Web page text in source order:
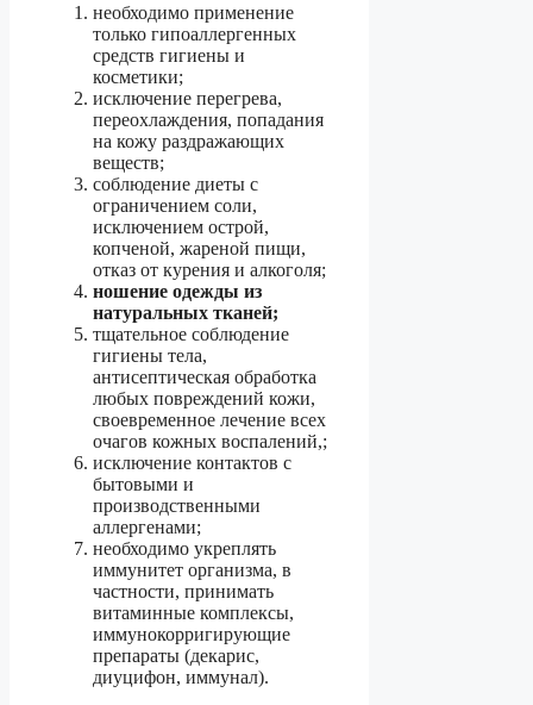
необходимо применение
только гипоаллергенных
средств гигиены и
косметики;
исключение перегрева,
переохлаждения, попадания
на кожу раздражающих
веществ;
соблюдение диеты с
ограничением соли,
исключением острой,
копченой, жареной пищи,
отказ от курения и алкоголя;
ношение одежды из
натуральных тканей;
тщательное соблюдение
гигиены тела,
антисептическая обработка
любых повреждений кожи,
своевременное лечение всех
очагов кожных воспалений,;
исключение контактов с
бытовыми и
производственными
аллергенами;
необходимо укреплять
иммунитет организма, в
частности, принимать
витаминные комплексы,
иммунокорригирующие
препараты (декарис,
диуцифон, иммунал).